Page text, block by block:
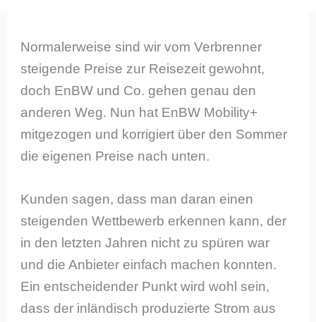
Normalerweise sind wir vom Verbrenner
steigende Preise zur Reisezeit gewohnt,
doch EnBW und Co. gehen genau den
anderen Weg. Nun hat EnBW Mobility+
mitgezogen und korrigiert über den Sommer
die eigenen Preise nach unten.
Kunden sagen, dass man daran einen
steigenden Wettbewerb erkennen kann, der
in den letzten Jahren nicht zu spüren war
und die Anbieter einfach machen konnten.
Ein entscheidender Punkt wird wohl sein,
dass der inländisch produzierte Strom aus